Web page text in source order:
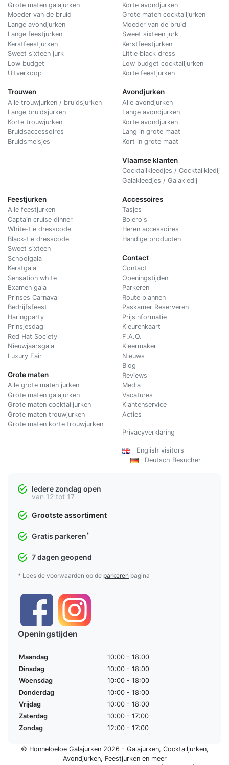
Grote maten galajurken
Moeder van de bruid
Lange avondjurken
Lange feestjurken
Kerstfeestjurken
Sweet sixteen jurk
Low budget
Uitverkoop
Trouwen
Alle trouwjurken / bruidsjurken
Lange bruidsjurken
Korte trouwjurken
Bruidsaccessoires
Bruidsmeisjes
Korte avondjurken
Grote maten cocktailjurken
Moeder van de bruid
Sweet sixteen jurk
Kerstfeestjurken
Little black dress
Low budget cocktailjurken
Korte feestjurken
Avondjurken
Alle avondjurken
Lange avondjurken
Korte avondjurken
Lang in grote maat
Kort in grote maat
Vlaamse klanten
Cocktailkleedjes / Cocktailkledij
Galakleedjes / Galakledij
Feestjurken
Alle feestjurken
Captain cruise dinner
White-tie dresscode
Black-tie dresscode
Sweet sixteen
Schoolgala
Kerstgala
Sensation white
Examen gala
Prinses Carnaval
Bedrijfsfeest
Haringparty
Prinsjesdag
Red Hat Society
Nieuwjaarsgala
Luxury Fair
Grote maten
Alle grote maten jurken
Grote maten galajurken
Grote maten cocktailjurken
Grote maten trouwjurken
Grote maten korte trouwjurken
Accessoires
Tasjes
Bolero's
Heren accessoires
Handige producten
Contact
Contact
Openingstijden
Parkeren
Route plannen
Paskamer Reserveren
Prijsinformatie
Kleurenkaart
F.A.Q.
Kleermaker
Nieuws
Blog
Reviews
Media
Vacatures
Klantenservice
Acties
Privacyverklaring
English visitors
Deutsch Besucher
Iedere zondag open
van 12 tot 17
Grootste assortiment
Gratis parkeren*
7 dagen geopend
* Lees de voorwaarden op de parkeren pagina
Openingstijden
Maandag
10:00 - 18:00
Dinsdag
10:00 - 18:00
Woensdag
10:00 - 18:00
Donderdag
10:00 - 18:00
Vrijdag
10:00 - 18:00
Zaterdag
10:00 - 17:00
Zondag
12:00 - 17:00
© Honneloeloe Galajurken 2026 - Galajurken, Cocktailjurken,
Avondjurken, Feestjurkenen meer